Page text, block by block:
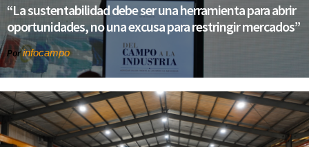
“La sustentabilidad debe ser una herramienta para abrir
oportunidades, no una excusa para restringir mercados”
Porinfocampo